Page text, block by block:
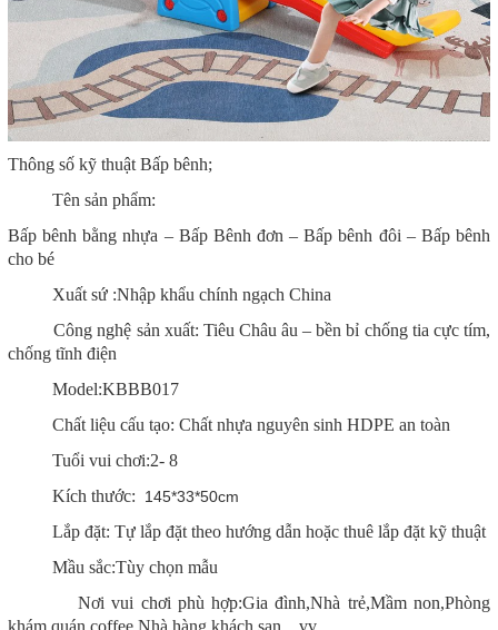
Thông số kỹ thuật Bấp bênh;
Tên sản phẩm:
Bấp bênh bằng nhựa – Bấp Bênh đơn – Bấp bênh đôi – Bấp bênh
cho bé
Xuất sứ :Nhập khẩu chính ngạch China
Công nghệ sản xuất: Tiêu Châu âu – bền bỉ chống tia cực tím,
chống tĩnh điện
Model:KBBB017
Chất liệu cấu tạo: Chất nhựa nguyên sinh HDPE an toàn
Tuổi vui chơi:2- 8
Kích thước:
145*33*50cm
Lắp đặt: Tự lắp đặt theo hướng dẫn hoặc thuê lắp đặt kỹ thuật
Mầu sắc:Tùy chọn mẫu
Nơi vui chơi phù hợp:Gia đình,Nhà trẻ,Mầm non,Phòng
khám,quán coffee,Nhà hàng,khách sạn…vv